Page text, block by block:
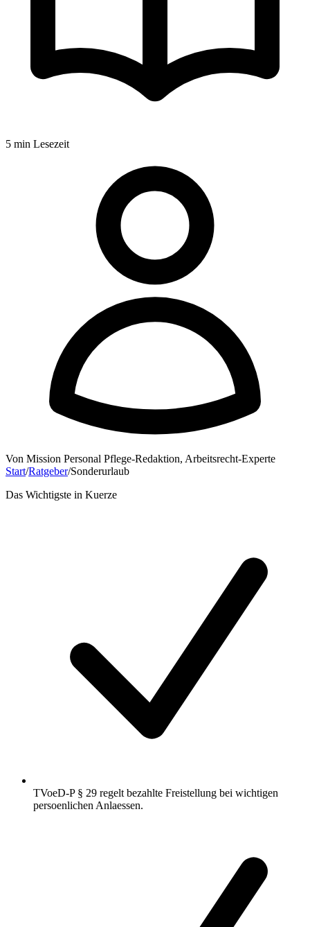
5 min Lesezeit
Von Mission Personal Pflege-Redaktion, Arbeitsrecht-Experte
Start/Ratgeber/Sonderurlaub
Das Wichtigste in Kuerze
TVoeD-P § 29 regelt bezahlte Freistellung bei wichtigen
persoenlichen Anlaessen.